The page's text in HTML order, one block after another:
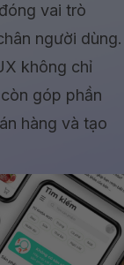
vai trò
người dùng.
không chỉ
góp phần
hàng và tạo